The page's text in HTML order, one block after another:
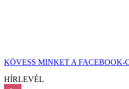
KÖVESS MINKET A FACEBOOK-
HÍRLEVÉL